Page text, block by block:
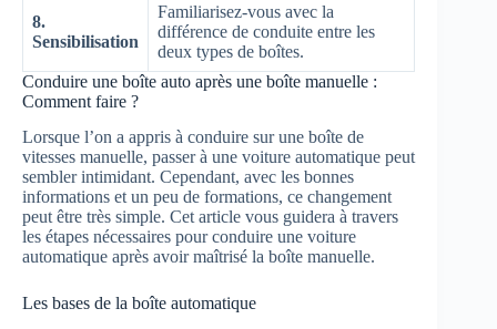
8.
Sensibilisation
Familiarisez-vous avec la
différence de conduite entre les
deux types de boîtes.
Conduire une boîte auto après une boîte manuelle :
Comment faire ?
Lorsque l’on a appris à conduire sur une boîte de
vitesses manuelle, passer à une voiture automatique peut
sembler intimidant. Cependant, avec les bonnes
informations et un peu de formations, ce changement
peut être très simple. Cet article vous guidera à travers
les étapes nécessaires pour conduire une voiture
automatique après avoir maîtrisé la boîte manuelle.
Les bases de la boîte automatique